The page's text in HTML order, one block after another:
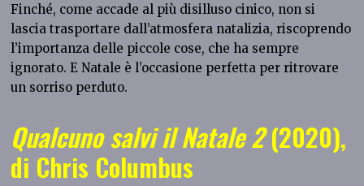
Finché, come accade al più disilluso cinico, non si
lascia trasportare dall’atmosfera natalizia, riscoprendo
l’importanza delle piccole cose, che ha sempre
ignorato. E Natale è l’occasione perfetta per ritrovare
un sorriso perduto.
Qualcuno salvi il Natale 2(2020),
di Chris Columbus